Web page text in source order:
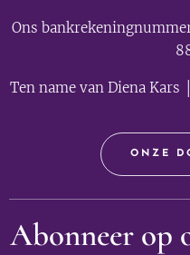
Ons
Ten name van Diena
ONZE
Abonneer op